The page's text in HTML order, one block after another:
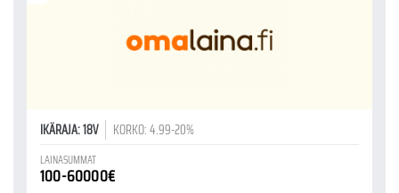
IKÄRAJA: 18V KORKO: 4.99-20%
LAINASUMMAT
100-60000€